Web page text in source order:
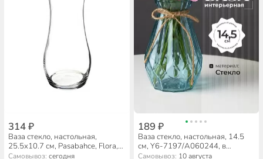
314 ₽
Ваза стекло, настольная,
25.5х10.7 см, Pasabahce, Flora,
43737
Самовывоз:сегодня
189 ₽
Ваза стекло, настольная, 14.5
см, Y6-7197/A060244, в
ассортименте
Самовывоз: 10 августа